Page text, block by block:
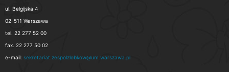
ul. Belgijska 4
02-511 Warszawa
tel. 22 277 52 00
fax. 22 277 50 02
e-mail: sekretariat.zespolzlobkow@um.warszawa.pl